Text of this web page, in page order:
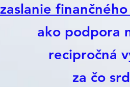
zaslanie
ako podpora
recipročná
za čo